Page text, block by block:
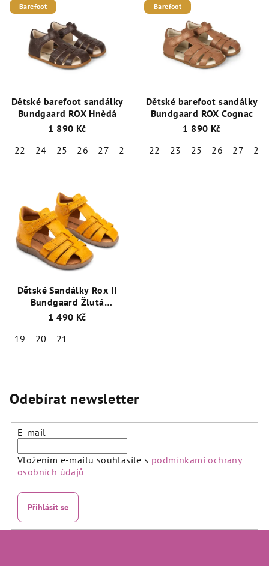
Barefoot
Dětské barefoot sandálky
Bundgaard ROX Hnědá
1 890 Kč
22
24 25 26 27 28
Barefoot
Dětské barefoot sandálky
Bundgaard ROX Cognac
1 890 Kč
22
23 25 26 27 28
Dětské Sandálky Rox II
Bundgaard Žlutá
BG202047G
1 490 Kč
19
20 21
Odebírat newsletter
E-mail
Vložením e-mailu souhlasíte s podmínkami ochrany
osobních údajů
Přihlásit se